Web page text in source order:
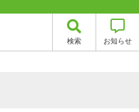
検索 お知らせ